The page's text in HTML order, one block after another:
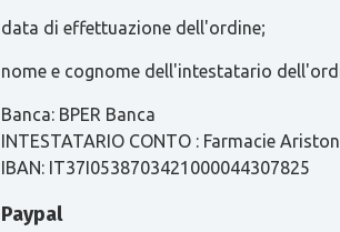
data di effettuazione dell'ordine;
nome e cognome dell'intestatario
Banca: BPER Banca
INTESTATARIO CONTO : Farmacie
IBAN: IT37I0538703421000044307825
Paypal